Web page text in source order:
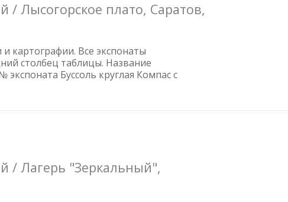
/ Лысогорское плато, Саратов,
картографии. Все экспонаты
столбец таблицы. Название
Буссоль круглая Компас с
/ Лагерь "Зеркальный",